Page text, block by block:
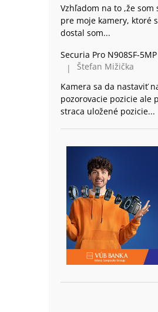
Vzhľadom na to ,že
pre moje kamery, ktoré
dostal som...
Hodnotenie produktu je
|
Štefan Mižička
Kamera sa da nastaviť
pozorovacie pozicie ale
straca uložené pozicie...